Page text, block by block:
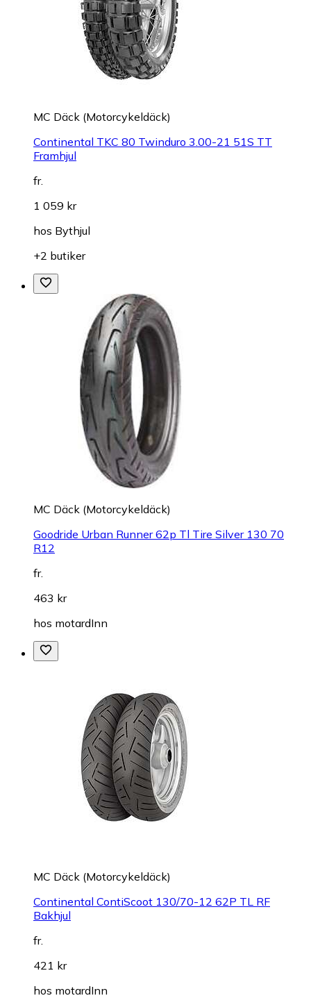
MC Däck (Motorcykeldäck)
Continental TKC 80 Twinduro 3.00-21 51S TT
Framhjul
fr.
1 059 kr
hos Bythjul
+2 butiker
MC Däck (Motorcykeldäck)
Goodride Urban Runner 62p Tl Tire Silver 130 70
R12
fr.
463 kr
hos motardInn
MC Däck (Motorcykeldäck)
Continental ContiScoot 130/70-12 62P TL RF
Bakhjul
fr.
421 kr
hos motardInn